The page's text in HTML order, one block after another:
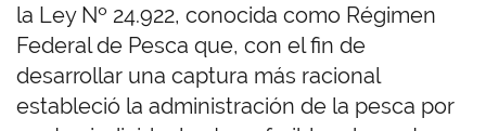
la Ley Nº 24.922, conocida como Régimen
Federal de Pesca que, con el fin de
desarrollar una captura más racional
estableció la administración de la pesca por